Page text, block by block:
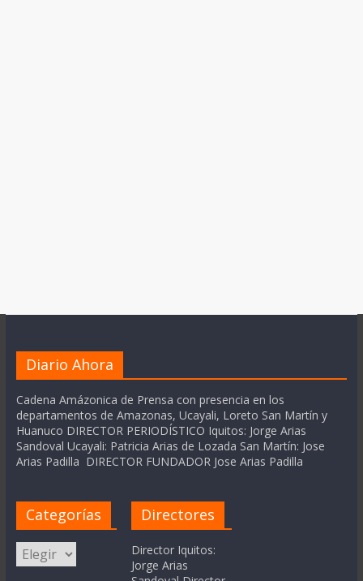
Diario Ahora
Cadena Amázonica de Prensa con presencia en los
departamentos de Amazonas, Ucayali, Loreto San Martín y
Huanuco DIRECTOR PERIODÍSTICO Iquitos: Jorge Arias
Sandoval Ucayali: Patricia Arias de Lozada San Martín: Jose
Arias Padilla DIRECTOR FUNDADOR Jose Arias Padilla
Categorías
Categorías
Directores
Director Iquitos:
Jorge Arias